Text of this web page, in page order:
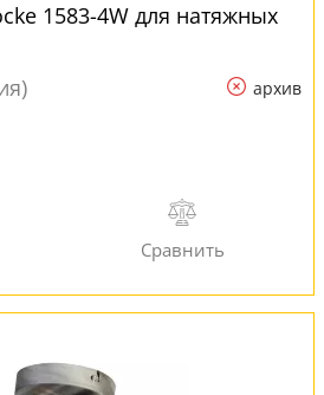
1583-4W для натяжных
архив